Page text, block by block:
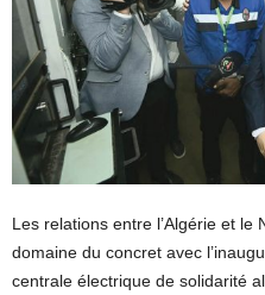
Les relations entre l’Algérie et
domaine du concret avec
centrale électrique de solidarité